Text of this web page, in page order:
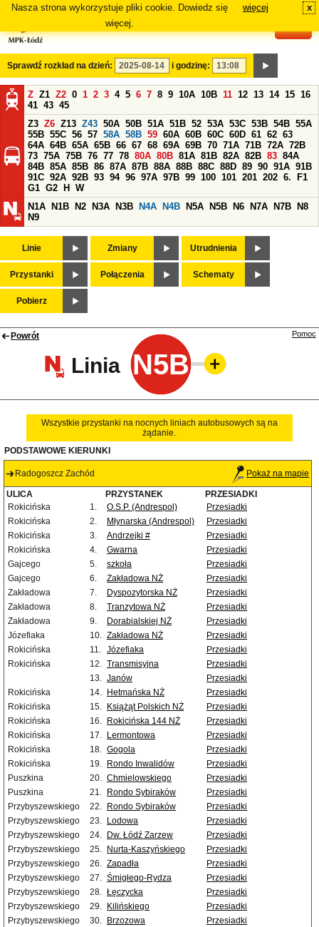
Nasza strona wykorzystuje pliki cookie. Dowiedz się
więcej.
więcej x
Sprawdź rozkład na dzień: i godzinę:
Z Z1 Z2 0 1 2 3 4 5 6 7 8 9 10A 10B 11 12 13 14 15 16
41 43 45
Z3 Z6 Z13 Z43 50A 50B 51A 51B 52 53A 53C 53B 54B 55A
55B 55C 56 57 58A 58B 59 60A 60B 60C 60D 61 62 63
64A 64B 65A 65B 66 67 68 69A 69B 70 71A 71B 72A 72B
73 75A 75B 76 77 78 80A 80B 81A 81B 82A 82B 83 84A
84B 85A 85B 86 87A 87B 88A 88B 88C 88D 89 90 91A 91B
91C 92A 92B 93 94 96 97A 97B 99 100 101 201 202 6.
F1
G1 G2 H
W
N1A
N1B N2 N3A N3B N4A N4B N5A N5B N6 N7A N7B
N8
N9
Linie Zmiany Utrudnienia
Przystanki Połączenia Schematy
Pobierz
Powrót
Linia N5B
Pomoc
Wszystkie przystanki na nocnych liniach autobusowych są na
żądanie.
PODSTAWOWE KIERUNKI
Radogoszcz Zachód Pokaż na mapie
ULICA PRZYSTANEK
PRZESIADKI
Rokicińska
1. O.S.P. (Andrespol)
Przesiadki
Rokicińska
2. Młynarska (Andrespol)
Przesiadki
Rokicińska
3. Andrzejki #
Przesiadki
Rokicińska
4. Gwarna
Przesiadki
Gajcego
5. szkoła
Przesiadki
Gajcego
6. Zakładowa NŻ
Przesiadki
Zakładowa
7. Dyspozytorska NŻ
Przesiadki
Zakładowa
8. Tranzytowa NŻ
Przesiadki
Zakładowa
9. Dorabialskiej NŻ
Przesiadki
Józefiaka
10. Zakładowa NŻ
Przesiadki
Rokicińska
11. Józefiaka
Przesiadki
Rokicińska
12. Transmisyjna
Przesiadki
13. Janów
Przesiadki
Rokicińska
14. Hetmańska NŻ
Przesiadki
Rokicińska
15. Książąt Polskich NŻ
Przesiadki
Rokicińska
16. Rokicińska 144 NŻ
Przesiadki
Rokicińska
17. Lermontowa
Przesiadki
Rokicińska
18. Gogola
Przesiadki
Rokicińska
19. Rondo Inwalidów
Przesiadki
Puszkina
20. Chmielowskiego
Przesiadki
Puszkina
21. Rondo Sybiraków
Przesiadki
Przybyszewskiego
22. Rondo Sybiraków
Przesiadki
Przybyszewskiego
23. Lodowa
Przesiadki
Przybyszewskiego
24. Dw. Łódź Zarzew
Przesiadki
Przybyszewskiego
25. Nurta-Kaszyńskiego
Przesiadki
Przybyszewskiego
26. Zapadła
Przesiadki
Przybyszewskiego
27. Śmigłego-Rydza
Przesiadki
Przybyszewskiego
28. Łęczycka
Przesiadki
Przybyszewskiego
29. Kilińskiego
Przesiadki
Przybyszewskiego
30. Brzozowa
Przesiadki